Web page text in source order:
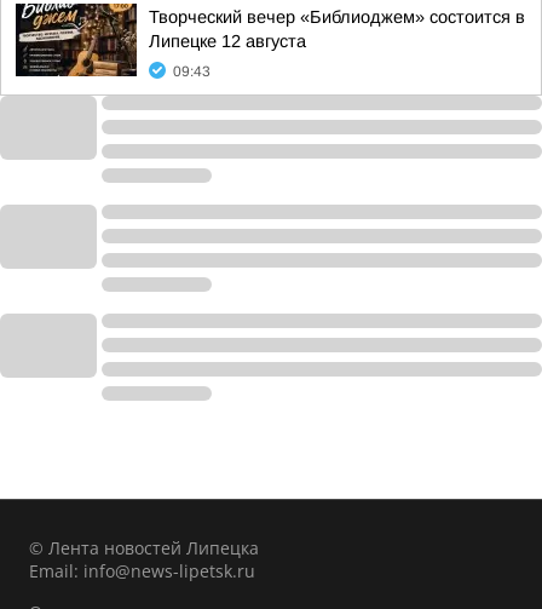
Творческий вечер «Библиоджем» состоится в
Липецке 12 августа
09:43
© Лента новостей Липецка
Email: info@news-lipetsk.ru